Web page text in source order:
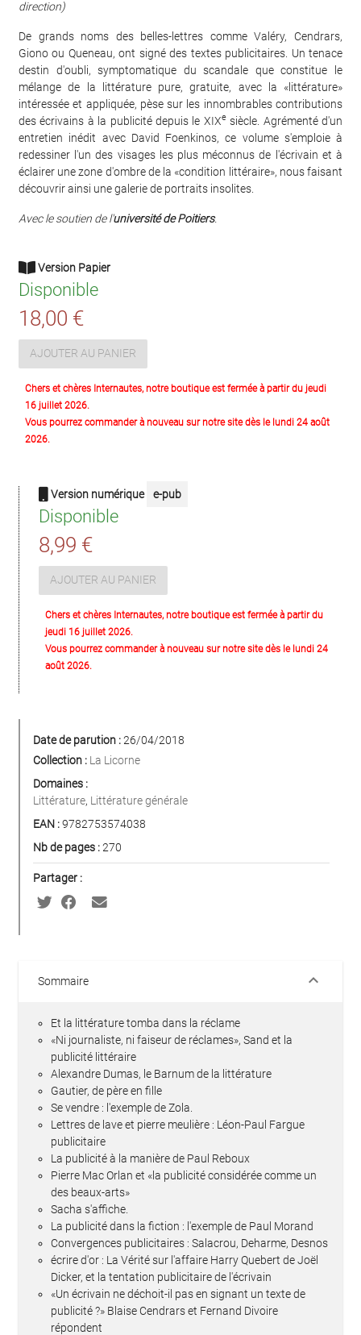
direction)
De grands noms des belles-lettres comme Valéry, Cendrars,
Giono ou Queneau, ont signé des textes publicitaires. Un tenace
destin d'oubli, symptomatique du scandale que constitue le
mélange de la littérature pure, gratuite, avec la «littérature»
intéressée et appliquée, pèse sur les innombrables contributions
des écrivains à la publicité depuis le XIXesiècle. Agrémenté d'un
entretien inédit avec David Foenkinos, ce volume s'emploie à
redessiner l'un des visages les plus méconnus de l'écrivain et à
éclairer une zone d'ombre de la «condition littéraire», nous faisant
découvrir ainsi une galerie de portraits insolites.
Avec le soutien de l'université de Poitiers.
Version Papier
Disponible
18,00 €
AJOUTER AU PANIER
Chers et chères Internautes, notre boutique est fermée à partir du jeudi
16 juillet 2026.
Vous pourrez commander à nouveau sur notre site dès le lundi 24 août
2026.
Version numérique e-pub
Disponible
8,99 €
AJOUTER AU PANIER
Chers et chères Internautes, notre boutique est fermée à partir du
jeudi 16 juillet 2026.
Vous pourrez commander à nouveau sur notre site dès le lundi 24
août 2026.
Date de parution :26/04/2018
Collection : La Licorne
Domaines :
Littérature, Littérature générale
EAN :9782753574038
Nb de pages :270
Partager :
Sommaire keyboard_arrow_down
Et la littérature tomba dans la réclame
«Ni journaliste, ni faiseur de réclames», Sand et la
publicité littéraire
Alexandre Dumas, le Barnum de la littérature
Gautier, de père en fille
Se vendre : l'exemple de Zola.
Lettres de lave et pierre meulière : Léon-Paul Fargue
publicitaire
La publicité à la manière de Paul Reboux
Pierre Mac Orlan et «la publicité considérée comme un
des beaux-arts»
Sacha s'affiche.
La publicité dans la fiction : l'exemple de Paul Morand
Convergences publicitaires : Salacrou, Deharme, Desnos
écrire d'or : La Vérité sur l'affaire Harry Quebert de Joël
Dicker, et la tentation publicitaire de l'écrivain
«Un écrivain ne déchoit-il pas en signant un texte de
publicité ?» Blaise Cendrars et Fernand Divoire
répondent